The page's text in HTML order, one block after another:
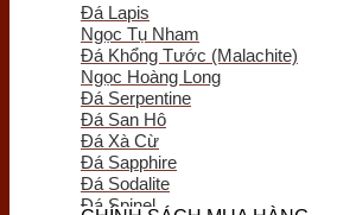
Bình Hoa Gỗ
Khay Trà Gỗ
Đồng Hồ Gỗ
Đĩa Gỗ Trang Trí
Nội Thất Gỗ
Phôi - Lũa Gỗ
Đồng Phong Thủy
Đá Lapis
Ngọc Tụ Nham
Đá Khổng Tước (Malachite)
Ngọc Hoàng Long
Đá Serpentine
Đá San Hô
Đá Xà Cừ
Đá Sapphire
Đá Sodalite
Đá Spinel